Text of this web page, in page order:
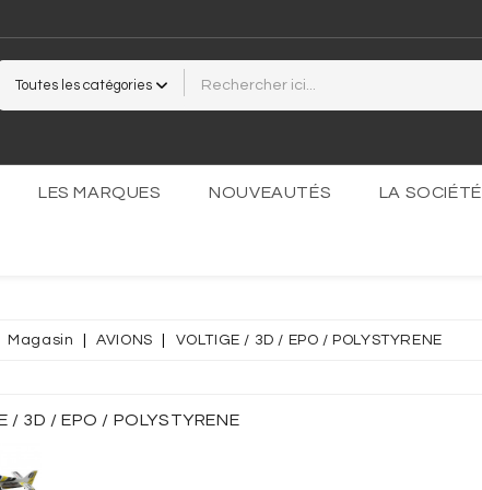
LES MARQUES NOUVEAUTÉS LA SOCIÉTÉ
Magasin AVIONS VOLTIGE / 3D / EPO / POLYSTYRENE
/ 3D / EPO / POLYSTYRENE